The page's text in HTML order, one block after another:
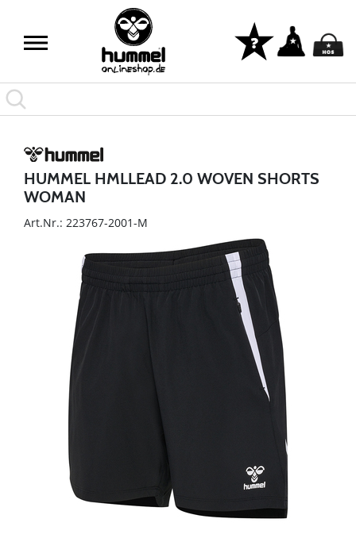
HUMMEL HMLLEAD 2.0 WOVEN SHORTS
WOMAN
Art.Nr.: 223767-2001-M